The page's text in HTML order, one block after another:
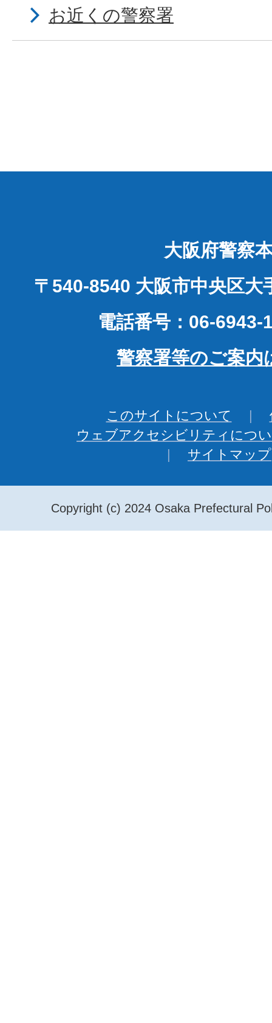
お近くの警察署
大阪府警察
〒540-8540 大阪市中央区大
電話番号：06-6943-
警察署等のご案内
このサイトについて
ウェブアクセシビリティにつ
サイトマップ
Copyright (c) 2024 Osaka Prefectural